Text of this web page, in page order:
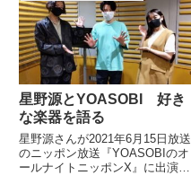
HIさんへの感謝を話していまし
た。
星野源とYOASOBI 好き
な楽器を語る
星野源さんが2021年6月15日放送
のニッポン放送『YOASOBIのオ
ールナイトニッポンX』に出演。